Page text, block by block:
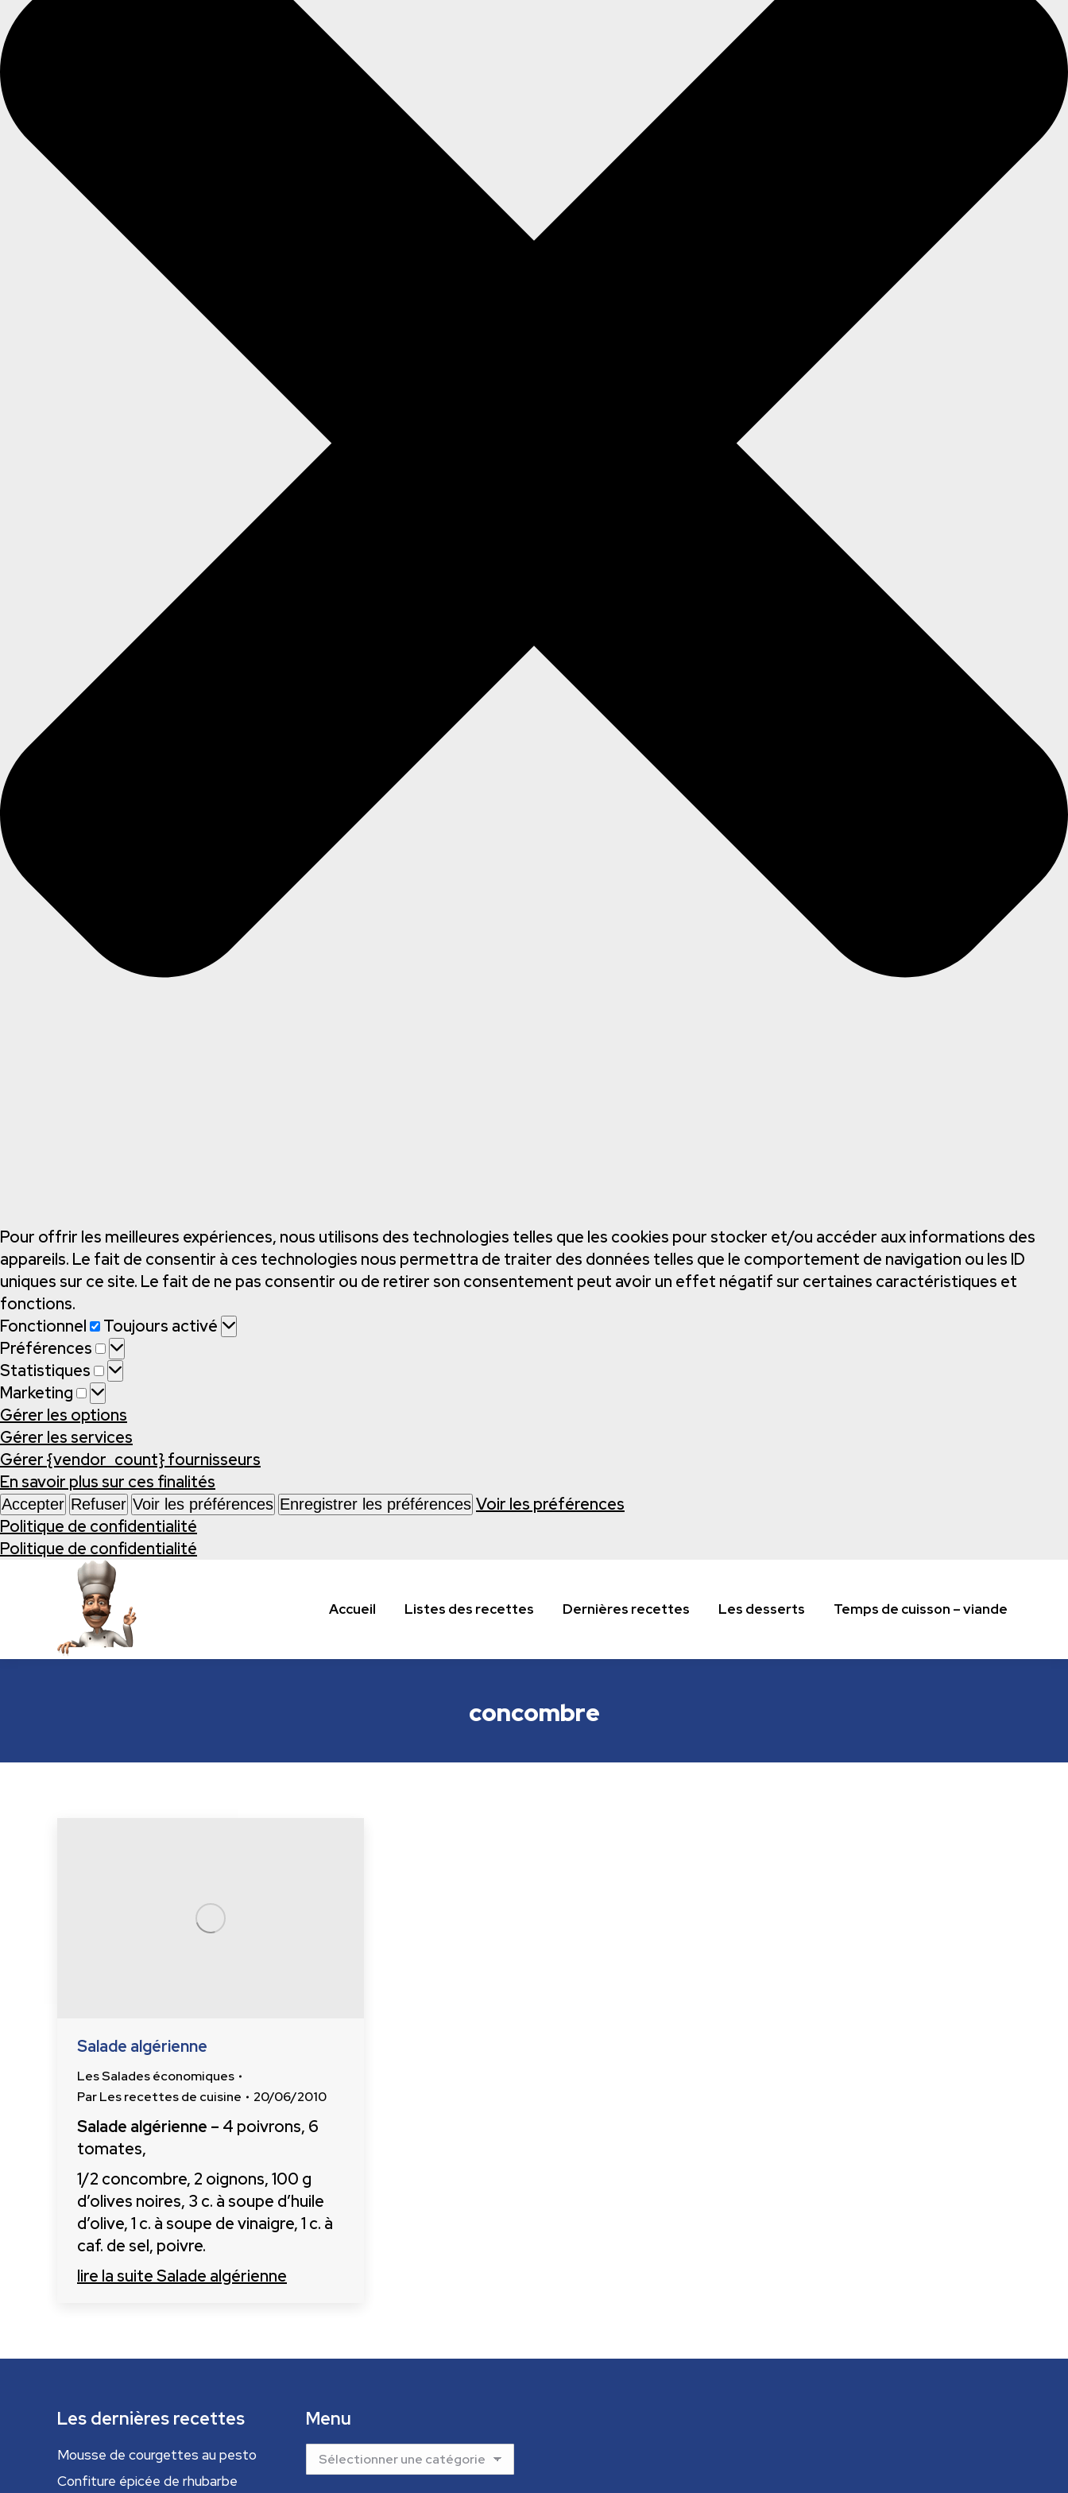
Pour offrir les meilleures expériences, nous utilisons des technologies telles que les cookies pour stocker et/ou accéder aux informations des
appareils. Le fait de consentir à ces technologies nous permettra de traiter des données telles que le comportement de navigation ou les ID
uniques sur ce site. Le fait de ne pas consentir ou de retirer son consentement peut avoir un effet négatif sur certaines caractéristiques et
fonctions.
Fonctionnel
Fonctionnel
Toujours activé
Préférences
Préférences
Statistiques
Statistiques
Marketing
Marketing
Gérer les options
Gérer les services
Gérer {vendor_count} fournisseurs
En savoir plus sur ces finalités
Accepter Refuser Voir les préférences Enregistrer les préférences Voir les préférences
Politique de confidentialité
Politique de confidentialité
Les recettes de cuisine.com Accueil Listes des recettes Dernières recettes Les desserts Temps de cuisson – viande
concombre
Salade algérienne
Les Salades économiques
ParLes recettes de cuisine 20/06/2010
Salade algérienne – 4 poivrons, 6
tomates,
1/2 concombre, 2 oignons, 100 g
d’olives noires, 3 c. à soupe d’huile
d’olive, 1 c. à soupe de vinaigre, 1 c. à
caf. de sel, poivre.
lire la suiteSalade algérienne
Les dernières recettes
Mousse de courgettes au pesto
Confiture épicée de rhubarbe
Menu
Menu